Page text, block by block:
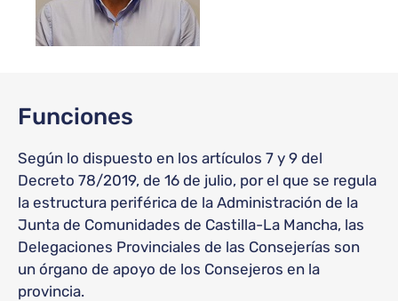
Funciones
Según lo dispuesto en los artículos 7 y 9 del
Decreto 78/2019, de 16 de julio, por el que se regula
la estructura periférica de la Administración de la
Junta de Comunidades de Castilla-La Mancha, las
Delegaciones Provinciales de las Consejerías son
un órgano de apoyo de los Consejeros en la
provincia.